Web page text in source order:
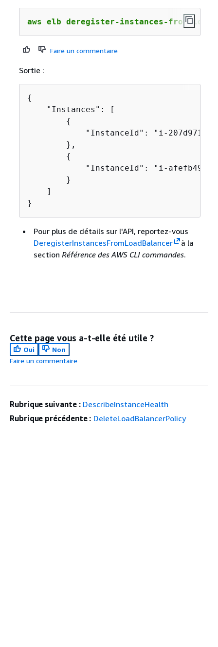
aws elb deregister-instances-from-
Faire un commentaire
Sortie :
{
    "Instances": [
{
            "InstanceId": "i-207d9717"
        },
{
            "InstanceId": "i-afefb49b"
        }
    ]
}
Pour plus de détails sur l'API, reportez-vous
DeregisterInstancesFromLoadBalancer
à la
section Référence des AWS CLI commandes.
Cette page vous a-t-elle été utile ?
Oui
Non
Faire un commentaire
Rubrique suivante : DescribeInstanceHealth
Rubrique précédente : DeleteLoadBalancerPolicy